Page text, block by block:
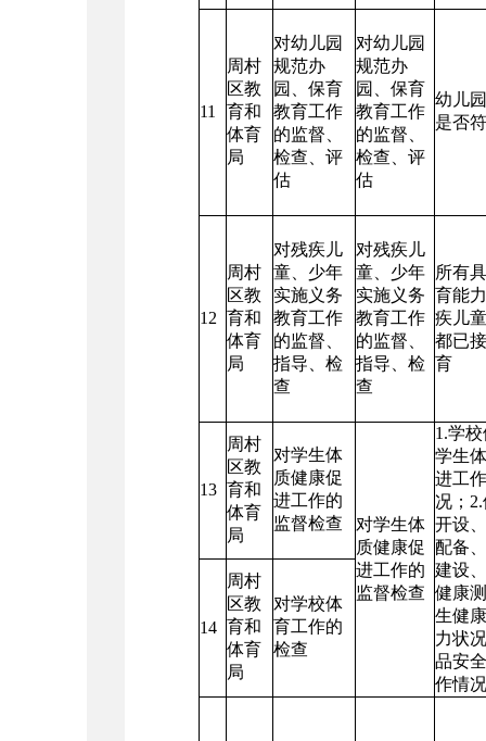
11
周村
区教
育和
体育
局
对幼儿园
规范办
园、保育
教育工作
的监督、
检查、评
估
对幼儿园
规范办
园、保育
教育工作
的监督、
检查、评
估
幼儿
是否
12
周村
区教
育和
体育
局
对残疾儿
童、少年
实施义务
教育工作
的监督、
指导、检
查
对残疾儿
童、少年
实施义务
教育工作
的监督、
指导、检
查
所有
育能
疾儿
都已
育
13
周村
区教
育和
体育
局
对学生体
质健康促
进工作的
监督检查
对学生体
质健康促
进工作的
监督检查
1.学
学生
进工
况；
开设
配备
建设
健康
生健
力状
品安
作情况
14
周村
区教
育和
体育
局
对学校体
育工作的
检查